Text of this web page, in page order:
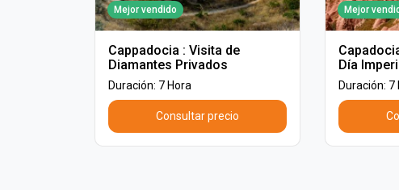
Mejor vendido
Cappadocia : Visita de
Diamantes Privados
Duración: 7 Hora
Consultar precio
Mejor
Día
Duración: 7